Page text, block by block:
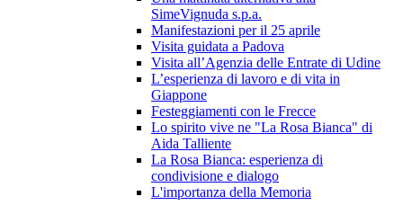
SimeVignuda s.p.a.
Manifestazioni per il 25 aprile
Visita guidata a Padova
Visita all’Agenzia delle Entrate di Udine
L’esperienza di lavoro e di vita in
Giappone
Festeggiamenti con le Frecce
Lo spirito vive ne "La Rosa Bianca" di
Aida Talliente
La Rosa Bianca: esperienza di
condivisione e dialogo
L'importanza della Memoria